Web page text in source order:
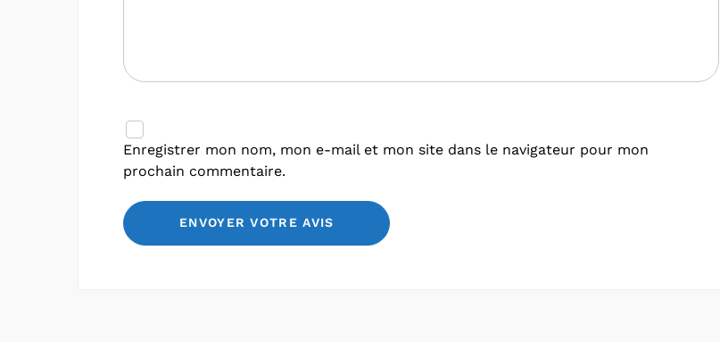
Enregistrer mon nom, mon e-mail et mon site dans le navigateur pour mon
prochain commentaire.